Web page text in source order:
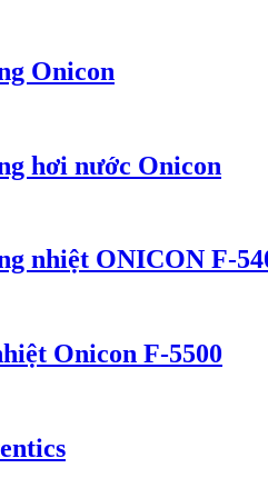
Onicon
hơi nước Onicon
nhiệt ONICON F-
Onicon F-5500